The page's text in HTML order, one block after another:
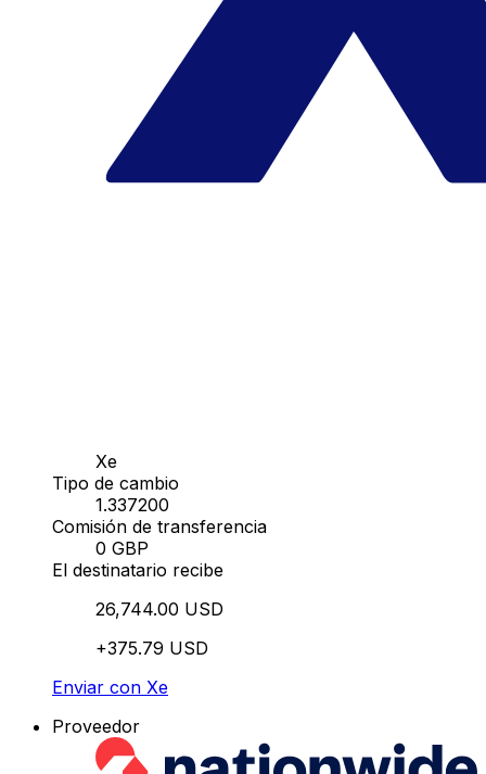
Xe
Tipo de cambio
1.337200
Comisión de transferencia
0 GBP
El destinatario recibe
26,744.00 USD
+375.79 USD
Enviar con Xe
Proveedor